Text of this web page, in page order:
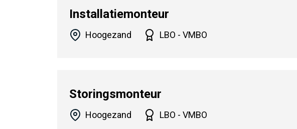
Installatiemonteur
Hoogezand LBO - VMBO
Storingsmonteur
Hoogezand LBO - VMBO